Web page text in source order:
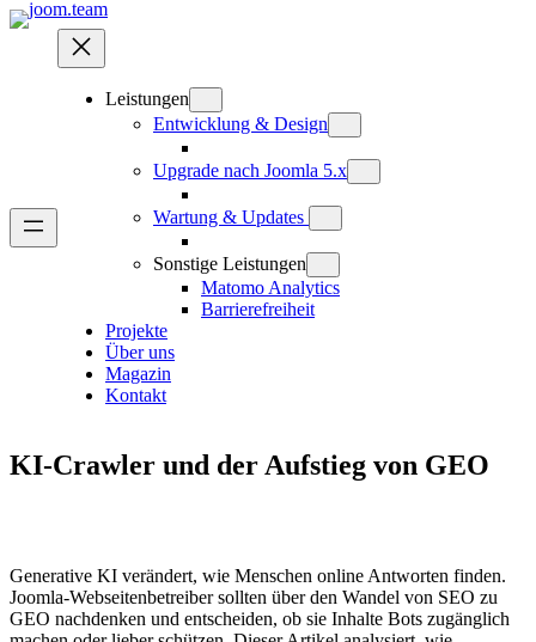
Zum
springen
Leistungen
Entwicklung & Design
Upgrade nach Joomla 5.x
Wartung & Updates
Sonstige Leistungen
Matomo Analytics
Barrierefreiheit
Projekte
Über uns
Magazin
Kontakt
KI-Crawler und der Aufstieg von GEO
Generative KI verändert, wie Menschen online Antworten finden.
Joomla-Webseitenbetreiber sollten über den Wandel von SEO zu
GEO nachdenken und entscheiden, ob sie Inhalte Bots zugänglich